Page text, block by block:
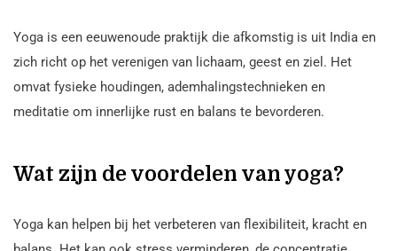
Yoga is een eeuwenoude praktijk die afkomstig is uit India en
zich richt op het verenigen van lichaam, geest en ziel. Het
omvat fysieke houdingen, ademhalingstechnieken en
meditatie om innerlijke rust en balans te bevorderen.
Wat zijn de voordelen van yoga?
Yoga kan helpen bij het verbeteren van flexibiliteit, kracht en